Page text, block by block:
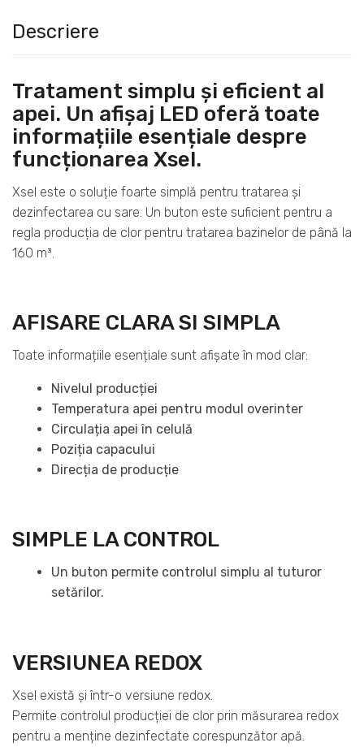
Descriere
Tratament simplu și eficient al
apei. Un afișaj LED oferă toate
informațiile esențiale despre
funcționarea Xsel.
Xsel este o soluție foarte simplă pentru tratarea și
dezinfectarea cu sare. Un buton este suficient pentru a
regla producția de clor pentru tratarea bazinelor de până la
160 m³.
AFISARE CLARA SI SIMPLA
Toate informațiile esențiale sunt afișate în mod clar:
Nivelul producției
Temperatura apei pentru modul overinter
Circulația apei în celulă
Poziția capacului
Direcția de producție
SIMPLE LA CONTROL
Un buton permite controlul simplu al tuturor
setărilor.
VERSIUNEA REDOX
Xsel există și într-o versiune redox.
Permite controlul producției de clor prin măsurarea redox
pentru a menține dezinfectate corespunzător apă.